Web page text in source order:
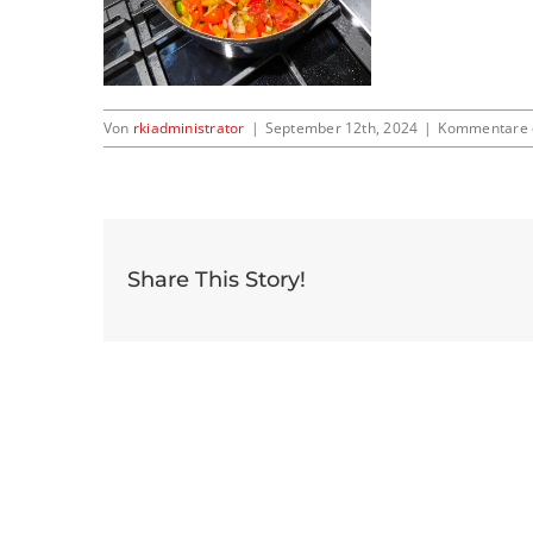
Von rkiadministrator | September 12th, 2024 |
Share This Story!